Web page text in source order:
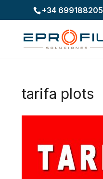
+34 699188205
tarifa plots